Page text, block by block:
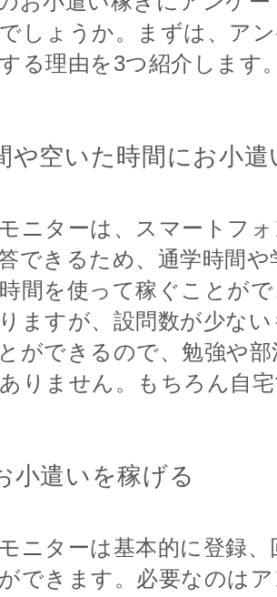
しょうか。まずは、ア
る理由を3つ紹介します
や空いた時間にお小
ニターは、スマートフ
できるため、通学時間や
間を使って稼ぐことが
ますが、設問数が少な
ができるので、勉強や
りません。もちろん自
小遣いを稼げる
ニターは基本的に登録
できます。必要なのは